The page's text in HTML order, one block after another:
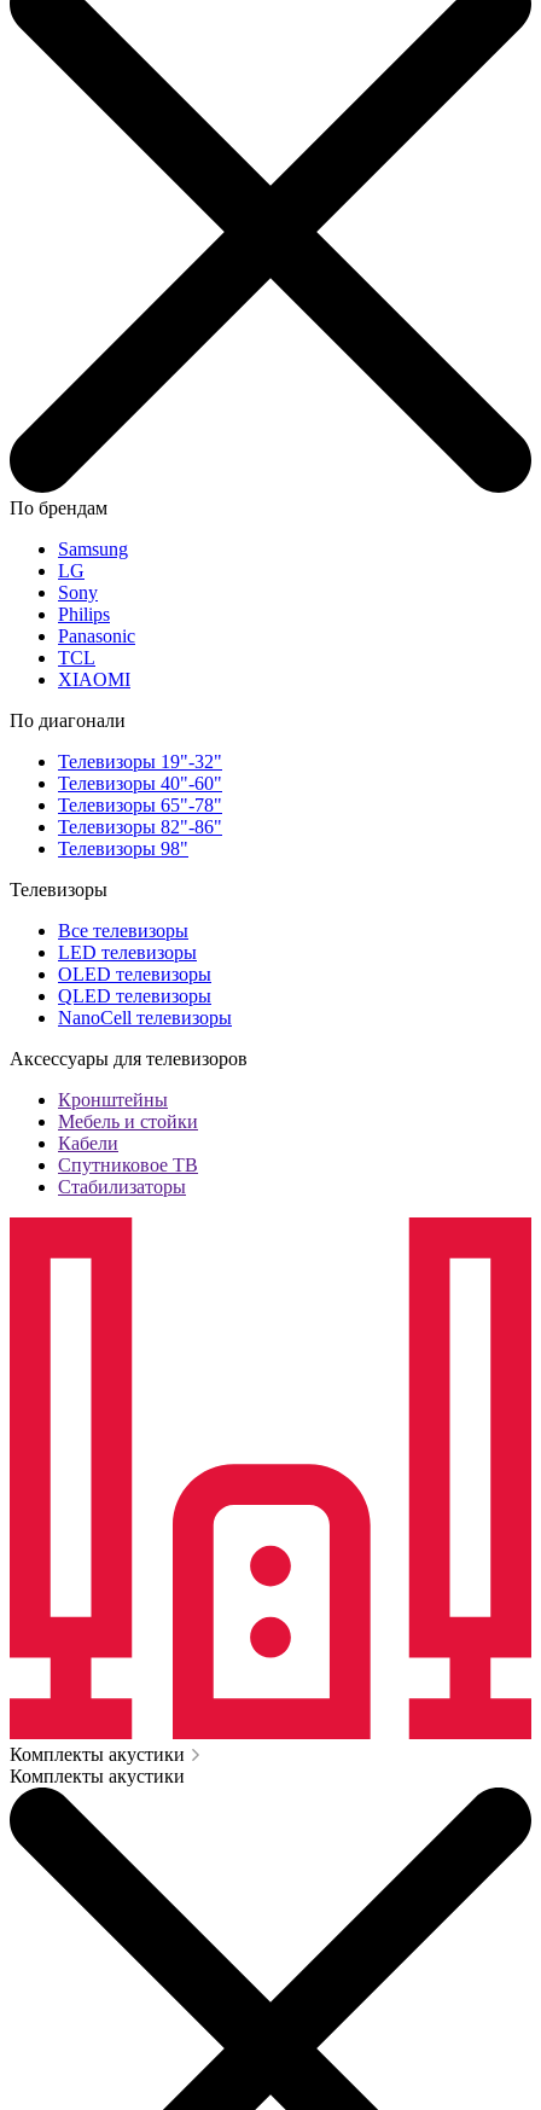
По брендам
Samsung
LG
Sony
Philips
Panasonic
TCL
XIAOMI
По диагонали
Телевизоры 19"-32"
Телевизоры 40"-60"
Телевизоры 65"-78"
Телевизоры 82"-86"
Телевизоры 98"
Телевизоры
Все телевизоры
LED телевизоры
OLED телевизоры
QLED телевизоры
NanoCell телевизоры
Аксессуары для телевизоров
Кронштейны
Мебель и стойки
Кабели
Спутниковое ТВ
Стабилизаторы
Комплекты акустики
Комплекты акустики